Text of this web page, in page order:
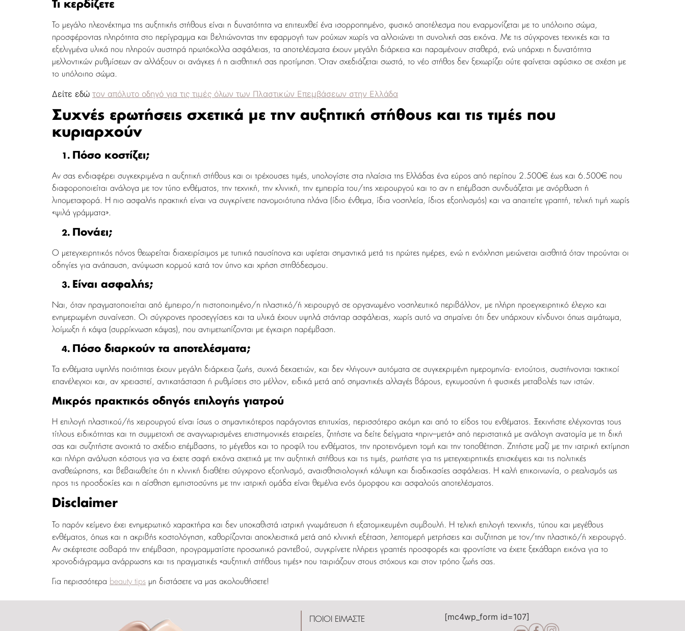
Τι κερδίζετε
Το μεγάλο πλεονέκτημα της αυξητικής στήθους είναι η δυνατότητα να επιτευχθεί ένα ισορροπημένο, φυσικό αποτέλεσμα που εναρμονίζεται με το υπόλοιπο σώμα,
προσφέροντας πληρότητα στο περίγραμμα και βελτιώνοντας την εφαρμογή των ρούχων χωρίς να αλλοιώνει τη συνολική σας εικόνα. Με τις σύγχρονες τεχνικές και τα
εξελιγμένα υλικά που πληρούν αυστηρά πρωτόκολλα ασφάλειας, τα αποτελέσματα έχουν μεγάλη διάρκεια και παραμένουν σταθερά, ενώ υπάρχει η δυνατότητα
μελλοντικών ρυθμίσεων αν αλλάξουν οι ανάγκες ή η αισθητική σας προτίμηση. Όταν σχεδιάζεται σωστά, το νέο στήθος δεν ξεχωρίζει ούτε φαίνεται αφύσικο σε σχέση με
το υπόλοιπο σώμα.
Δείτε εδώ τον απόλυτο οδηγό για τις τιμές όλων των Πλαστικών Επεμβάσεων στην Ελλάδα
Συχνές ερωτήσεις σχετικά με την αυξητική στήθους και τις τιμές που
κυριαρχούν
Πόσο κοστίζει;
Αν σας ενδιαφέρει συγκεκριμένα η αυξητική στήθους και οι τρέχουσες τιμές, υπολογίστε στα πλαίσια της Ελλάδας ένα εύρος από περίπου 2.500€ έως και 6.500€ που
διαφοροποιείται ανάλογα με τον τύπο ενθέματος, την τεχνική, την κλινική, την εμπειρία του/της χειρουργού και το αν η επέμβαση συνδυάζεται με ανόρθωση ή
λιπομεταφορά. Η πιο ασφαλής πρακτική είναι να συγκρίνετε πανομοιότυπα πλάνα (ίδιο ένθεμα, ίδια νοσηλεία, ίδιος εξοπλισμός) και να απαιτείτε γραπτή, τελική τιμή χωρίς
«ψιλά γράμματα».
Πονάει;
Ο μετεγχειρητικός πόνος θεωρείται διαχειρίσιμος με τυπικά παυσίπονα και υφίεται σημαντικά μετά τις πρώτες ημέρες, ενώ η ενόχληση μειώνεται αισθητά όταν τηρούνται οι
οδηγίες για ανάπαυση, ανύψωση κορμού κατά τον ύπνο και χρήση στηθόδεσμου.
Είναι ασφαλής;
Ναι, όταν πραγματοποιείται από έμπειρο/η πιστοποιημένο/η πλαστικό/ή χειρουργό σε οργανωμένο νοσηλευτικό περιβάλλον, με πλήρη προεγχειρητικό έλεγχο και
ενημερωμένη συναίνεση. Οι σύγχρονες προσεγγίσεις και τα υλικά έχουν υψηλά στάνταρ ασφάλειας, χωρίς αυτό να σημαίνει ότι δεν υπάρχουν κίνδυνοι όπως αιμάτωμα,
λοίμωξη ή κάψα (συρρίκνωση κάψας), που αντιμετωπίζονται με έγκαιρη παρέμβαση.
Πόσο διαρκούν τα αποτελέσματα;
Τα ενθέματα υψηλής ποιότητας έχουν μεγάλη διάρκεια ζωής, συχνά δεκαετιών, και δεν «λήγουν» αυτόματα σε συγκεκριμένη ημερομηνία· εντούτοις, συστήνονται τακτικοί
επανέλεγχοι και, αν χρειαστεί, αντικατάσταση ή ρυθμίσεις στο μέλλον, ειδικά μετά από σημαντικές αλλαγές βάρους, εγκυμοσύνη ή φυσικές μεταβολές των ιστών.
Μικρός πρακτικός οδηγός επιλογής γιατρού
Η επιλογή πλαστικού/ής χειρουργού είναι ίσως ο σημαντικότερος παράγοντας επιτυχίας, περισσότερο ακόμη και από το είδος του ενθέματος. Ξεκινήστε ελέγχοντας τους
τίτλους ειδικότητας και τη συμμετοχή σε αναγνωρισμένες επιστημονικές εταιρείες, ζητήστε να δείτε δείγματα «πριν–μετά» από περιστατικά με ανάλογη ανατομία με τη δική
σας και συζητήστε ανοικτά το σχέδιο επέμβασης, το μέγεθος και το προφίλ του ενθέματος, την προτεινόμενη τομή και την τοποθέτηση. Ζητήστε μαζί με την ιατρική εκτίμηση
και πλήρη ανάλυση κόστους για να έχετε σαφή εικόνα σχετικά με την αυξητική στήθους και τις τιμές, ρωτήστε για τις μετεγχειρητικές επισκέψεις και τις πολιτικές
αναθεώρησης, και βεβαιωθείτε ότι η κλινική διαθέτει σύγχρονο εξοπλισμό, αναισθησιολογική κάλυψη και διαδικασίες ασφάλειας. Η καλή επικοινωνία, ο ρεαλισμός ως
προς τις προσδοκίες και η αίσθηση εμπιστοσύνης με την ιατρική ομάδα είναι θεμέλια ενός όμορφου και ασφαλούς αποτελέσματος.
Disclaimer
Το παρόν κείμενο έχει ενημερωτικό χαρακτήρα και δεν υποκαθιστά ιατρική γνωμάτευση ή εξατομικευμένη συμβουλή. Η τελική επιλογή τεχνικής, τύπου και μεγέθους
ενθέματος, όπως και η ακριβής κοστολόγηση, καθορίζονται αποκλειστικά μετά από κλινική εξέταση, λεπτομερή μετρήσεις και συζήτηση με τον/την πλαστικό/ή χειρουργό.
Αν σκέφτεστε σοβαρά την επέμβαση, προγραμματίστε προσωπικό ραντεβού, συγκρίνετε πλήρεις γραπτές προσφορές και φροντίστε να έχετε ξεκάθαρη εικόνα για το
χρονοδιάγραμμα ανάρρωσης και τις πραγματικές «αυξητική στήθους τιμές» που ταιριάζουν στους στόχους και στον τρόπο ζωής σας.
Για περισσότερα beauty tips μη διστάσετε να μας ακολουθήσετε!
ΠΟΙΟΙ ΕΙΜΑΣΤΕ [mc4wp_form id=107]